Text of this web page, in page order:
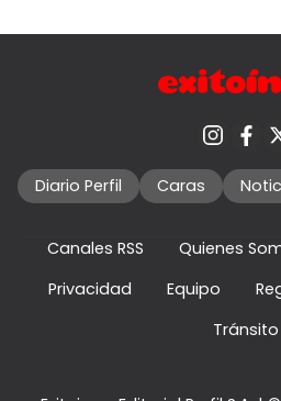
Diario Perfil Caras
Canales RSS Quienes
Privacidad
Equipo
Tránsito